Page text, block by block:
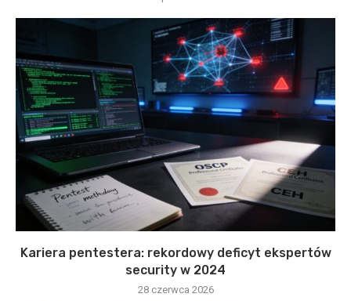
Kariera pentestera: rekordowy deficyt ekspertów
security w 2024
28 czerwca 2026